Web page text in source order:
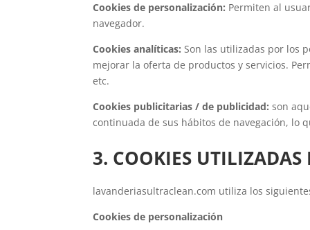
Cookies de personalización: Permiten al
navegador.
Cookies analíticas: Son las utilizadas por los
mejorar la oferta de productos y servicios.
etc.
Cookies publicitarias / de publicidad: son
continuada de sus hábitos de navegación,
3. COOKIES UTILIZADAS
lavanderiasultraclean.com utiliza los
Cookies de personalización